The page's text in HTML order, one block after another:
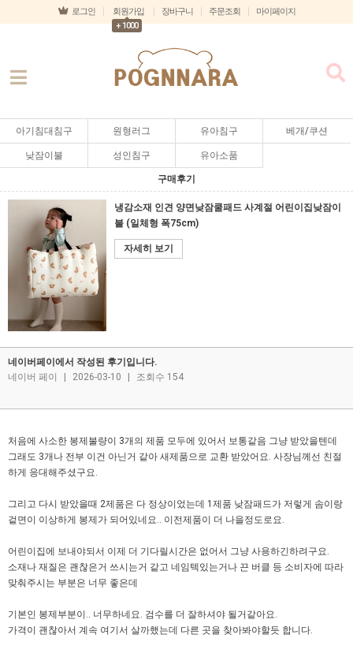
로그인
회원가입
+ 1000
장바구니 주문조회 마이페이지
아기침대침구 원형러그 유아침구 베개/쿠션
낮잠이불 성인침구 유아소품
구매후기
냉감소재 인견 양면낮잠쿨패드 사계절 어린이집낮잠이
불 (일체형 폭75cm)
자세히 보기
네이버페이에서 작성된 후기입니다.
네이버 페이
| 2026-03-10 | 조회수 154
처음에 사소한 봉제불량이 3개의 제품 모두에 있어서 보통같음 그냥 받았을텐데
그래도 3개나 전부 이건 아닌거 같아 새제품으로 교환 받았어요. 사장님께선 친절
하게 응대해주셨구요.
그리고 다시 받았을때 2제품은 다 정상이었는데 1제품 낮잠패드가 저렇게 솜이랑
겉면이 이상하게 봉제가 되어있네요.. 이전제품이 더 나을정도로요.
어린이집에 보내야되서 이제 더 기다릴시간은 없어서 그냥 사용하긴하려구요.
소재나 재질은 괜찮은거 쓰시는거 같고 네임텍있는거나 끈 버클 등 소비자에 따라
맞춰주시는 부분은 너무 좋은데
기본인 봉제부분이.. 너무하네요. 검수를 더 잘하셔야 될거같아요.
가격이 괜찮아서 계속 여기서 살까했는데 다른 곳을 찾아봐야할듯 합니다.